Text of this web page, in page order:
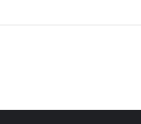
רכב ונסועה